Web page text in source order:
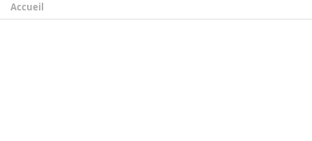
Accueil